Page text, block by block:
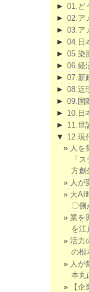
► 01.ど
► 02.ア
► 03.ア
► 04.日
► 05.染
► 06.経
► 07.新
► 08.近
► 09.国
► 10.日
► 11.世
▼ 12.現
人を
「
方創
人が
大AI
〇側
業を
を江
活力
の根
人が
本丸
【